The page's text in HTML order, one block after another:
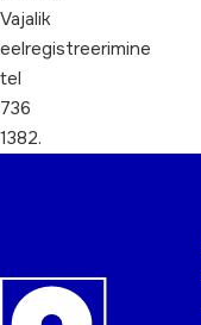
Vajalik
eelregistreerimine
tel
736
1382.